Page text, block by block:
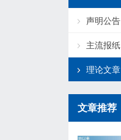
声明公告
主流报纸
理论文章
文章推荐